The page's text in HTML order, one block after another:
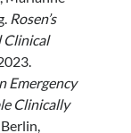
Rosen’s
Clinical
Emergency
Clinically
Berlin,